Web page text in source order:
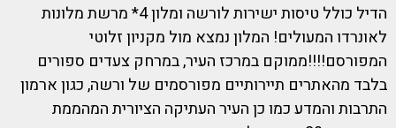
הדיל כולל טיסות ישירות לורשה ומלון 4* מרשת מלונות
לאונרדו המעולים! המלון נמצא מול מקניון זלוטי
המפורסם!!!!ממוקם במרכז העיר, במרחק צעדים ספורים
בלבד מהאתרים תיירותיים מפורסמים של ורשה, כגון ארמון
התרבות והמדע כמו כן העיר העתיקה הציורית המהממת